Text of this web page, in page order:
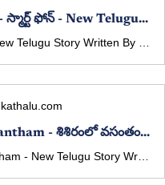
Smart Phone - స్మార్ట్ ఫోన్ - New Telugu Story Written By Mayukha
Sisiramlo Vasantham - శిశిరంలో వసంతం - New Telugu Story Written By Mayukha